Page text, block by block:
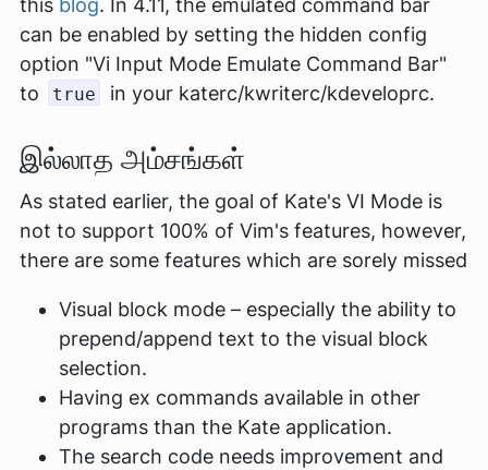
this blog. In 4.11, the emulated command bar
can be enabled by setting the hidden config
option "Vi Input Mode Emulate Command Bar"
to
true in your katerc/kwriterc/kdeveloprc.
இல்லாத அம்சங்கள்
As stated earlier, the goal of Kate's VI Mode is
not to support 100% of Vim's features, however,
there are some features which are sorely missed
Visual block mode – especially the ability to
prepend/append text to the visual block
selection.
Having ex commands available in other
programs than the Kate application.
The search code needs improvement and